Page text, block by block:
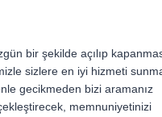
bir şekilde açılıp
sizlere en iyi hizmeti
gecikmeden bizi aramanız
memnuniyetinizi